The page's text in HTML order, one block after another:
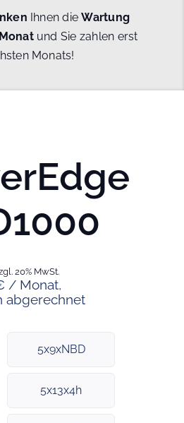
Ihnen dieWartung
und Sie zahlen erst
Monats!
/ Monat,
abgerechnet
20% MwSt.
5x9xNBD
5x13x4h